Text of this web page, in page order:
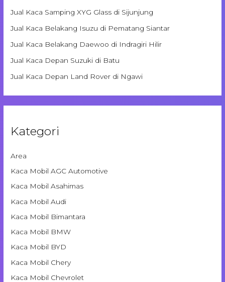
Jual Kaca Samping XYG Glass di Sijunjung
Jual Kaca Belakang Isuzu di Pematang Siantar
Jual Kaca Belakang Daewoo di Indragiri Hilir
Jual Kaca Depan Suzuki di Batu
Jual Kaca Depan Land Rover di Ngawi
Kategori
Area
Kaca Mobil AGC Automotive
Kaca Mobil Asahimas
Kaca Mobil Audi
Kaca Mobil Bimantara
Kaca Mobil BMW
Kaca Mobil BYD
Kaca Mobil Chery
Kaca Mobil Chevrolet